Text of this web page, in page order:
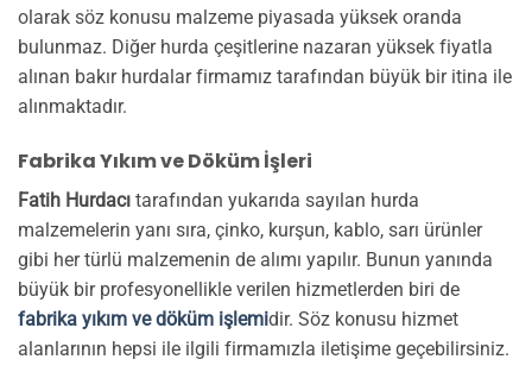
olarak söz konusu malzeme piyasada yüksek oranda
bulunmaz. Diğer hurda çeşitlerine nazaran yüksek fiyatla
alınan bakır hurdalar firmamız tarafından büyük bir itina ile
alınmaktadır.
Fabrika Yıkım ve Döküm İşleri
Fatih Hurdacı tarafından yukarıda sayılan hurda
malzemelerin yanı sıra, çinko, kurşun, kablo, sarı ürünler
gibi her türlü malzemenin de alımı yapılır. Bunun yanında
büyük bir profesyonellikle verilen hizmetlerden biri de
fabrika yıkım ve döküm işlemidir. Söz konusu hizmet
alanlarının hepsi ile ilgili firmamızla iletişime geçebilirsiniz.